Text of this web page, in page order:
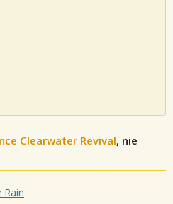
Clearwater Revival, nie
Rain